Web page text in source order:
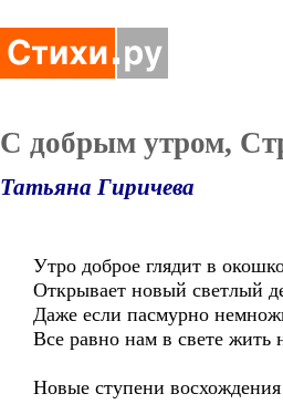
С добрым утром,
Татьяна Гиричева
Утро доброе глядит в
Открывает новый светлый
Даже если пасмурно
Все равно нам в свете жить
Новые ступени восхождения